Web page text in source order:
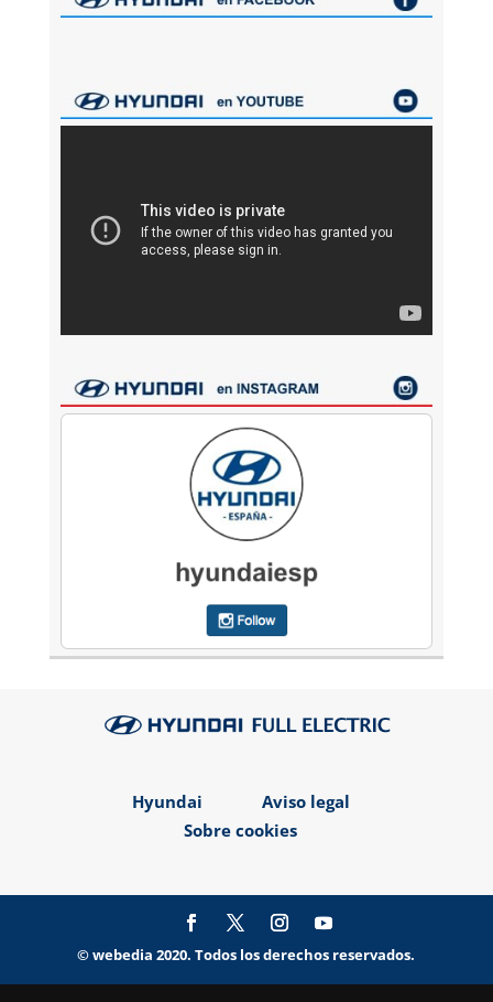
Hyundai
Aviso legal
Sobre cookies
© webedia 2020. Todos los derechos reservados.